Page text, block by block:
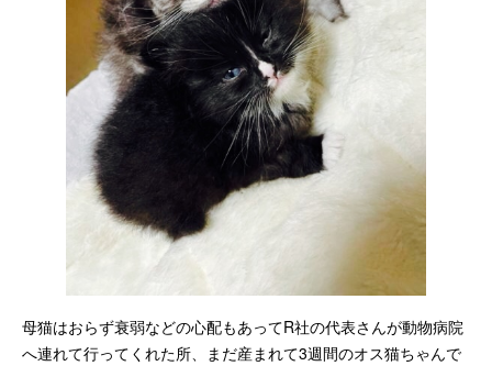
母猫はおらず衰弱などの心配もあってR社の代表さんが動物病院
へ連れて行ってくれた所、まだ産まれて3週間のオス猫ちゃんで